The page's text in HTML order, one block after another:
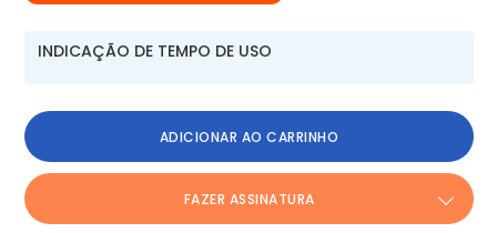
INDICAÇÃO DE TEMPO DE USO
ADICIONAR AO CARRINHO
FAZER ASSINATURA